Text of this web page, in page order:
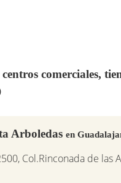
comerciales,
Arboledas en
Col.Rinconada de las